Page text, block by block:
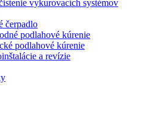
vykurovacích systémov
čerpadlo
podlahové kúrenie
podlahové kúrenie
a revízie